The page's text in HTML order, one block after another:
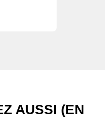
AUSSI (EN